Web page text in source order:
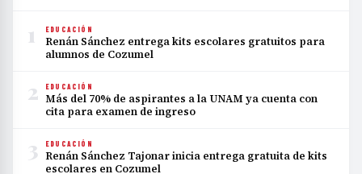
1 EDUCACIÓN
Renán Sánchez entrega kits escolares gratuitos para
alumnos de Cozumel
2 EDUCACIÓN
Más del 70% de aspirantes a la UNAM ya cuenta con
cita para examen de ingreso
3 EDUCACIÓN
Renán Sánchez Tajonar inicia entrega gratuita de kits
escolares en Cozumel